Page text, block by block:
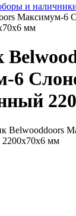
и
Максимум-6
мм
6